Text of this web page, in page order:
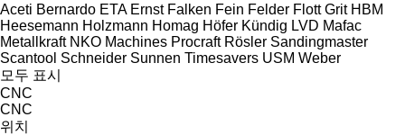
Aceti Bernardo ETA Ernst Falken Fein Felder Flott Grit HBM
Heesemann Holzmann Homag Höfer Kündig LVD Mafac
Metallkraft NKO Machines Procraft Rösler Sandingmaster
Scantool Schneider Sunnen Timesavers USM Weber
모두 표시
CNC
CNC
위치